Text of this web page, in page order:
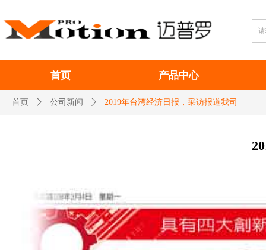
首页 产品中心
首页 ꄲ 公司新闻 ꄲ 2019年台湾经济日报，采访报道我司